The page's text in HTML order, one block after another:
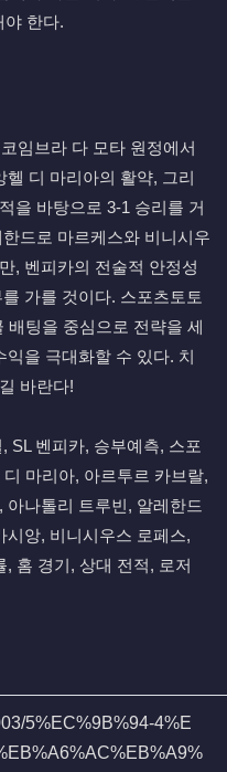
야 한다.
임브라 다 모타 원정에서
디 마리아의 활약, 그리
을 바탕으로 3-1 승리를 거
드로 마르케스와 비니시우
, 벤피카의 전술적 안정성
가를 것이다. 스포츠토토
배팅을 중심으로 전략을 세
을 극대화할 수 있다. 치
바란다!
SL 벤피카, 승부예측, 스포
마리아, 아르투르 카브랄,
아나톨리 트루빈, 알레한드
시앙, 비니시우스 로페스,
홈 경기, 상대 전적, 로저
5%EC%9B%94-4%E